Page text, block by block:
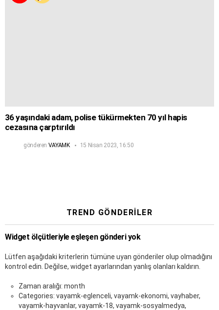
36 yaşındaki adam, polise tükürmekten 70 yıl hapis
cezasına çarptırıldı
gönderen VAYAMK 15 Nisan 2023, 16:50
TREND GÖNDERILER
Widget ölçütleriyle eşleşen gönderi yok
Lütfen aşağıdaki kriterlerin tümüne uyan gönderiler olup olmadığını
kontrol edin. Değilse, widget ayarlarından yanlış olanları kaldırın.
Zaman aralığı: month
Categories: vayamk-eglenceli, vayamk-ekonomi, vayhaber,
vayamk-hayvanlar, vayamk-18, vayamk-sosyalmedya,